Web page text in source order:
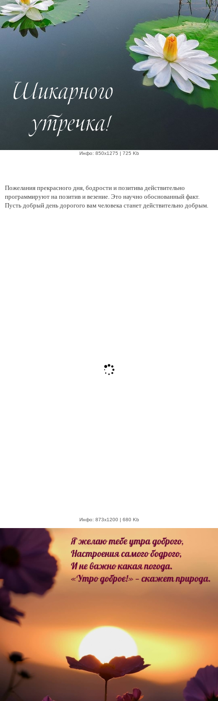
Инфо: 850х1275 | 725 Kb
Пожелания прекрасного дня, бодрости и позитива действительно
программируют на позитив и везение. Это научно обоснованный факт.
Пусть добрый день дорогого вам человека станет действительно добрым.
Инфо: 873х1200 | 680 Kb